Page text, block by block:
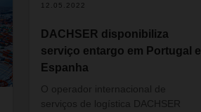
12.05.2022
DACHSER disponibiliza
serviço entargo em Portugal e
Espanha
O operador internacional de
serviços de logística DACHSER